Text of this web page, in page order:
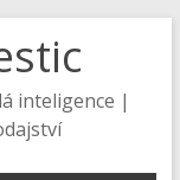
inteligence |